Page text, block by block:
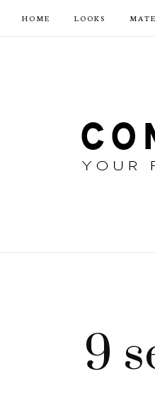
HOME LOOKS
9